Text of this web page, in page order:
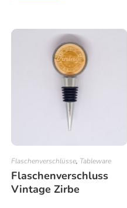
Flaschenverschlüsse, Tableware
Flaschenverschluss
Vintage Zirbe